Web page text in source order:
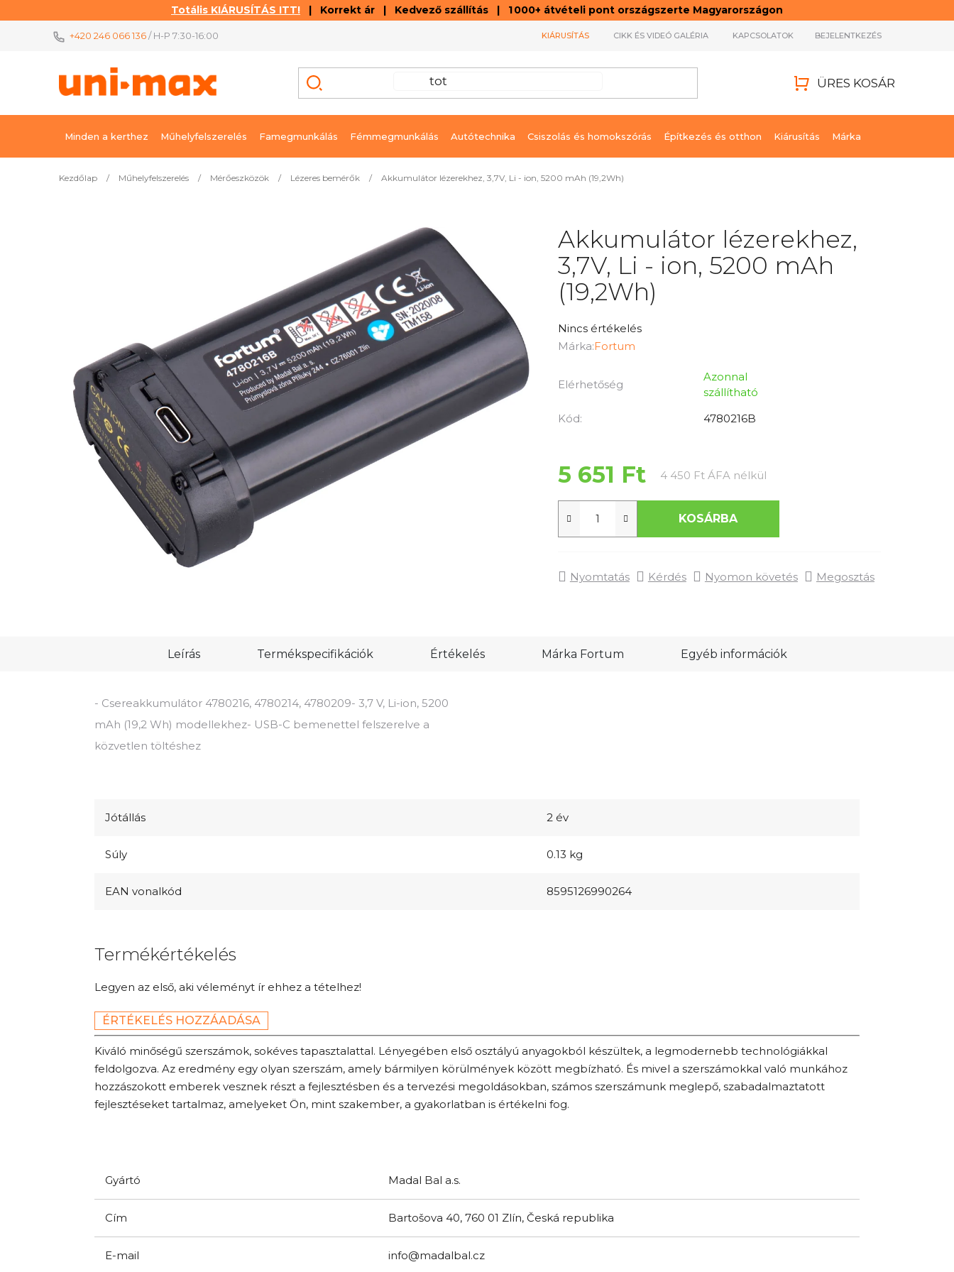
Totális KIÁRUSÍTÁS ITT! | Korrekt ár | Kedvező szállítás | 1 000+ átvételi pont országszerte Magyarországon
+420 246 066 136/ H-P 7:30-16:00 KIÁRUSÍTÁS CIKK ÉS VIDEÓ GALÉRIA KAPCSOLATOK BEJELENTKEZÉS
ÜRES KOSÁR
Minden a kerthez Műhelyfelszerelés Famegmunkálás Fémmegmunkálás Autótechnika Csiszolás és homokszórás Építkezés és otthon Kiárusítás Márka
Kezdőlap / Műhelyfelszerelés / Mérőeszközök / Lézeres bemérők / Akkumulátor lézerekhez, 3,7V, Li - ion, 5200 mAh (19,2Wh)
Akkumulátor lézerekhez,
3,7V, Li - ion, 5200 mAh
(19,2Wh)
A
termék
értékelése
ből
Nincs értékelés
Márka:Fortum
Elérhetőség
Azonnal
szállítható
Kód:
4780216B
5 651 Ft 4 450 Ft ÁFA nélkülEgységár:
KOSÁRBA
Nyomtatás Kérdés Nyomon követés Megosztás
Leírás Termékspecifikációk Értékelés Márka Fortum Egyéb információk
- Csereakkumulátor 4780216, 4780214, 4780209- 3,7 V, Li-ion, 5200
mAh (19,2 Wh) modellekhez- USB-C bemenettel felszerelve a
közvetlen töltéshez
Jótállás 2 év
Súly 0.13 kg
EAN vonalkód 8595126990264
Termékértékelés
Legyen az első, aki véleményt ír ehhez a tételhez!
ÉRTÉKELÉS HOZZÁADÁSA
Kiváló minőségű szerszámok, sokéves tapasztalattal. Lényegében első osztályú anyagokból készültek, a legmodernebb technológiákkal
feldolgozva. Az eredmény egy olyan szerszám, amely bármilyen körülmények között megbízható. És mivel a szerszámokkal való munkához
hozzászokott emberek vesznek részt a fejlesztésben és a tervezési megoldásokban, számos szerszámunk meglepő, szabadalmaztatott
fejlesztéseket tartalmaz, amelyeket Ön, mint szakember, a gyakorlatban is értékelni fog.
Gyártó Madal Bal a.s.
Cím Bartošova 40, 760 01 Zlín, Česká republika
E-mail info@madalbal.cz